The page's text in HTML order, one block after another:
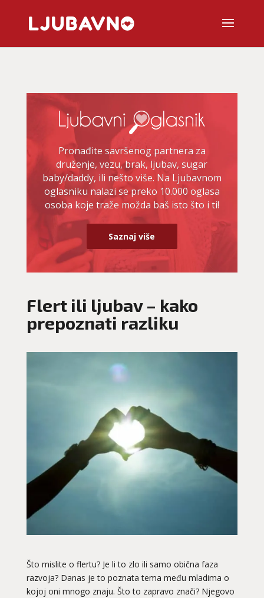
Pronađite savršenog partnera za
druženje, vezu, brak, ljubav, sugar
baby/daddy, ili nešto više. Na Ljubavnom
oglasniku nalazi se preko 10.000 oglasa
osoba koje traže možda baš isto što i ti!
Saznaj više
Flert ili ljubav – kako
prepoznati razliku
Što mislite o flertu? Je li to zlo ili samo obična faza
razvoja? Danas je to poznata tema među mladima o
kojoj oni mnogo znaju. Što to zapravo znači? Njegovo